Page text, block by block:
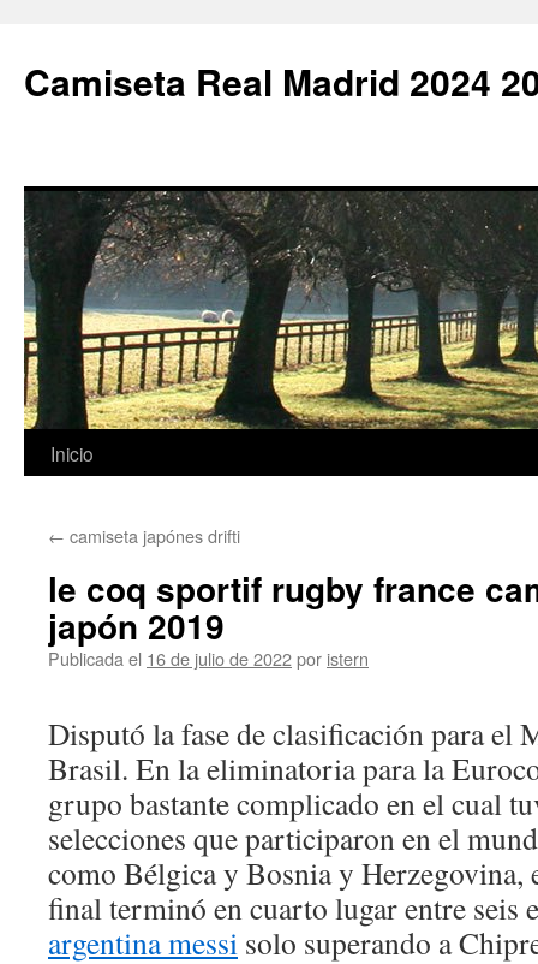
Camiseta Real Madrid 2024
Saltar
contenido
Inicio
← camiseta japónes drifti
le coq sportif rugby france
japón 2019
Publicada el 16 de julio de 2022por istern
Disputó la fase de clasificación para el
Brasil. En la eliminatoria para la
grupo bastante complicado en el cual
selecciones que participaron en el
como Bélgica y Bosnia y
final terminó en cuarto lugar entre seis
argentina messi solo superando a